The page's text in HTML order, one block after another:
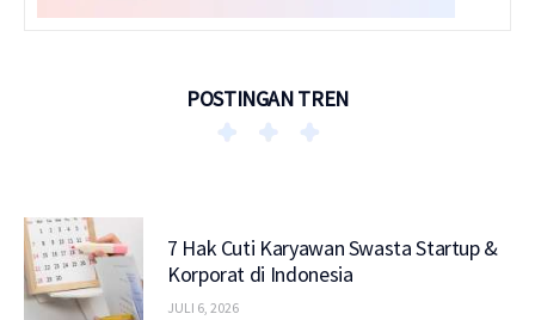
POSTINGAN TREN
7 Hak Cuti Karyawan Swasta Startup &
Korporat di Indonesia
JULI 6, 2026